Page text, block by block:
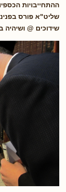
ההתחייבויות
שליט"א פורס
שידוכים @ ושיהיה